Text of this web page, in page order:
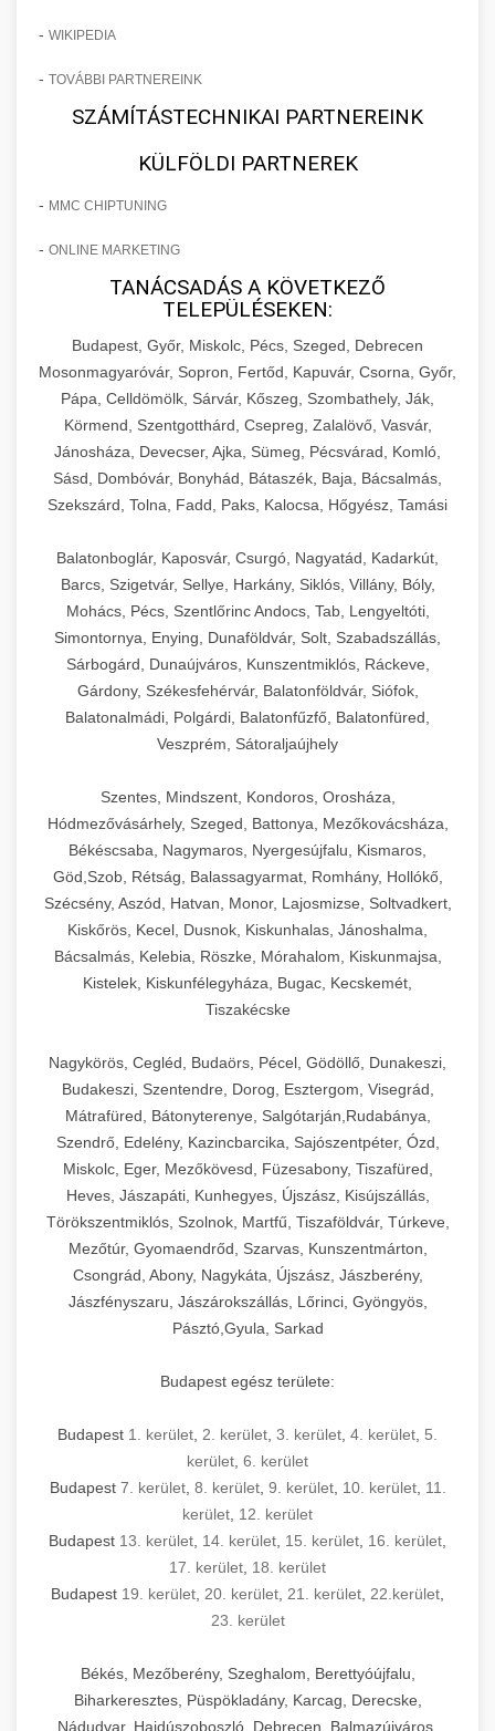
- WIKIPEDIA
- TOVÁBBI PARTNEREINK
SZÁMÍTÁSTECHNIKAI PARTNEREINK
KÜLFÖLDI PARTNEREK
- MMC CHIPTUNING
- ONLINE MARKETING
TANÁCSADÁS A KÖVETKEZŐ
TELEPÜLÉSEKEN:
Budapest, Győr, Miskolc, Pécs, Szeged, Debrecen
Mosonmagyaróvár, Sopron, Fertőd, Kapuvár, Csorna, Győr,
Pápa, Celldömölk, Sárvár, Kőszeg, Szombathely, Ják,
Körmend, Szentgotthárd, Csepreg, Zalalövő, Vasvár,
Jánosháza, Devecser, Ajka, Sümeg, Pécsvárad, Komló,
Sásd, Dombóvár, Bonyhád, Bátaszék, Baja, Bácsalmás,
Szekszárd, Tolna, Fadd, Paks, Kalocsa, Hőgyész, Tamási
Balatonboglár, Kaposvár, Csurgó, Nagyatád, Kadarkút,
Barcs, Szigetvár, Sellye, Harkány, Siklós, Villány, Bóly,
Mohács, Pécs, Szentlőrinc Andocs, Tab, Lengyeltóti,
Simontornya, Enying, Dunaföldvár, Solt, Szabadszállás,
Sárbogárd, Dunaújváros, Kunszentmiklós, Ráckeve,
Gárdony, Székesfehérvár, Balatonföldvár, Siófok,
Balatonalmádi, Polgárdi, Balatonfűzfő, Balatonfüred,
Veszprém, Sátoraljaújhely
Szentes, Mindszent, Kondoros, Orosháza,
Hódmezővásárhely, Szeged, Battonya, Mezőkovácsháza,
Békéscsaba, Nagymaros, Nyergesújfalu, Kismaros,
Göd,Szob, Rétság, Balassagyarmat, Romhány, Hollókő,
Szécsény, Aszód, Hatvan, Monor, Lajosmizse, Soltvadkert,
Kiskőrös, Kecel, Dusnok, Kiskunhalas, Jánoshalma,
Bácsalmás, Kelebia, Röszke, Mórahalom, Kiskunmajsa,
Kistelek, Kiskunfélegyháza, Bugac, Kecskemét,
Tiszakécske
Nagykörös, Cegléd, Budaörs, Pécel, Gödöllő, Dunakeszi,
Budakeszi, Szentendre, Dorog, Esztergom, Visegrád,
Mátrafüred, Bátonyterenye, Salgótarján,Rudabánya,
Szendrő, Edelény, Kazincbarcika, Sajószentpéter, Ózd,
Miskolc, Eger, Mezőkövesd, Füzesabony, Tiszafüred,
Heves, Jászapáti, Kunhegyes, Újszász, Kisújszállás,
Törökszentmiklós, Szolnok, Martfű, Tiszaföldvár, Túrkeve,
Mezőtúr, Gyomaendrőd, Szarvas, Kunszentmárton,
Csongrád, Abony, Nagykáta, Újszász, Jászberény,
Jászfényszaru, Jászárokszállás, Lőrinci, Gyöngyös,
Pásztó,Gyula, Sarkad
Budapest egész területe:
Budapest 1. kerület 2. kerület 3. kerület 4. kerület 5.
kerület 6. kerület
Budapest 7. kerület, 8. kerület, 9. kerület, 10. kerület, 11.
kerület 12. kerület
Budapest 13. kerület 14. kerület 15. kerület 16. kerület
17. kerület 18. kerület
Budapest 19. kerület 20. kerület 21. kerület 22.kerület
23. kerület
Békés, Mezőberény, Szeghalom, Berettyóújfalu,
Biharkeresztes, Püspökladány, Karcag, Derecske,
Nádudvar, Hajdúszoboszló, Debrecen, Balmazújváros,